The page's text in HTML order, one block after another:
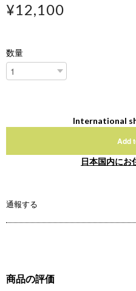
¥12,100
数量
International
Add
日本国内にお
通報する
商品の評価